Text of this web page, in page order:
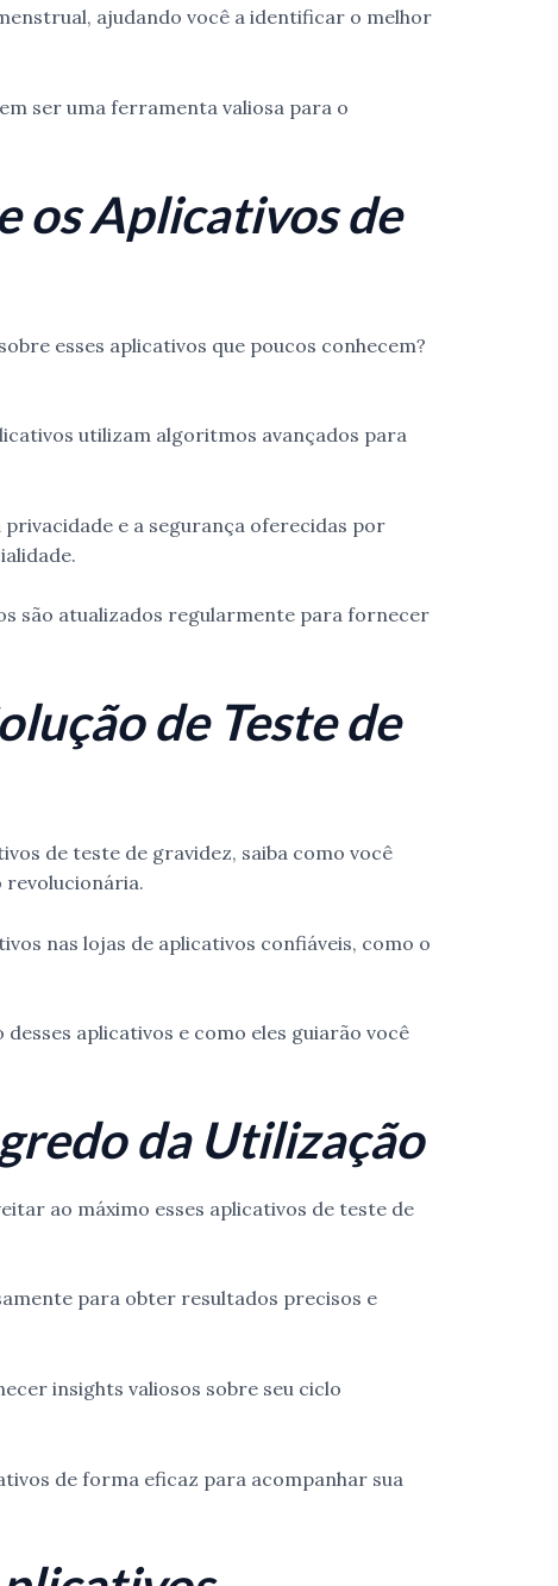
ajudando você a identificar o melhor
ser uma ferramenta valiosa para o
os Aplicativos de
esses aplicativos que poucos conhecem?
utilizam algoritmos avançados para
e a segurança oferecidas por
são atualizados regularmente para fornecer
de Teste de
de teste de gravidez, saiba como você
revolucionária.
nas lojas de aplicativos confiáveis, como o
aplicativos e como eles guiarão você
da Utilização
ao máximo esses aplicativos de teste de
para obter resultados precisos e
insights valiosos sobre seu ciclo
de forma eficaz para acompanhar sua